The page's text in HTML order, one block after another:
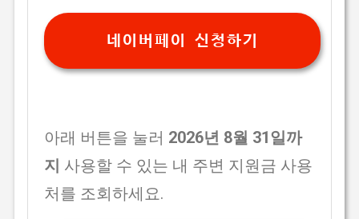
네이버페이 신청하기
아래 버튼을 눌러 2026년 8월 31일까
지 사용할 수 있는 내 주변 지원금 사용
처를 조회하세요.